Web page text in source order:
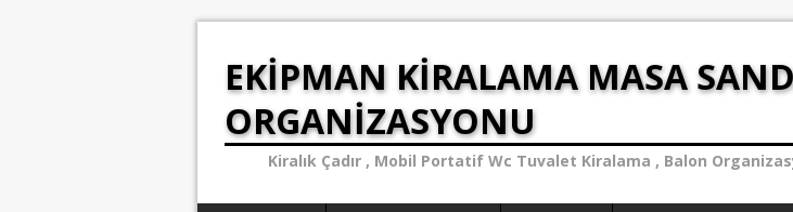
EKIPMAN KIRALAMA MASA
ORGANIZASYONU
Kiralık Çadır , Mobil Portatif Wc Tuvalet Kiralama , Balon